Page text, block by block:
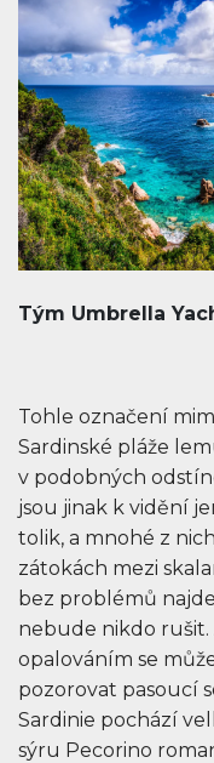
Tým Umbrella
Tohle označení
Sardinské pláže
v podobných
jsou jinak k vidění
tolik, a mnohé z
zátokách mezi
bez problémů
nebude nikdo rušit.
opalováním se
pozorovat pasoucí
Sardinie pochází
sýru Pecorino